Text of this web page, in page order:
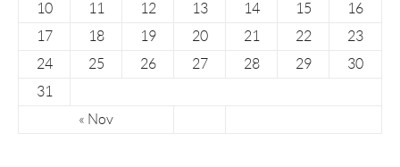
« Nov
10
11 12 13 14 15
16
17
18 19 20 21 22
23
24
25 26 27 28 29
30
31